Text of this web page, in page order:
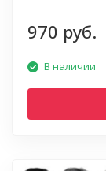
970 руб.
В наличии